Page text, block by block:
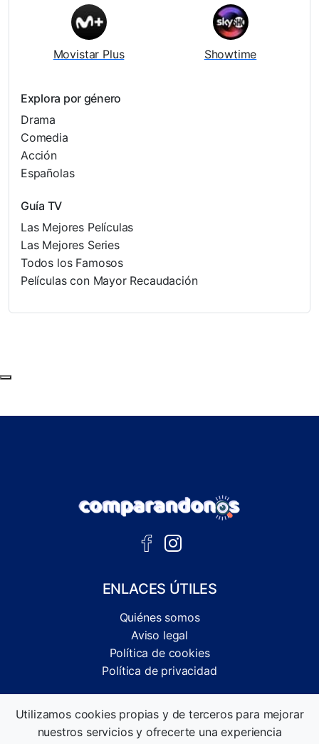
Movistar Plus Showtime
Explora por género
Drama
Comedia
Acción
Españolas
Guía TV
Las Mejores Películas
Las Mejores Series
Todos los Famosos
Películas con Mayor Recaudación
ENLACES ÚTILES
Quiénes somos
Aviso legal
Política de cookies
Política de privacidad
informativas.
Utilizamos cookies propias y de terceros para mejorar
nuestros servicios y ofrecerte una experiencia